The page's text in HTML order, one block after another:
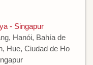
- Singapur
Hanói, Bahía de
Hue, Ciudad de Ho